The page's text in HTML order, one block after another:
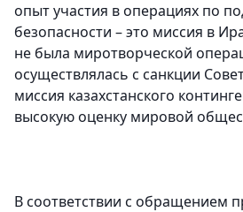
опыт участия в операциях по
безопасности – это миссия в
не была миротворческой
осуществлялась с санкции
миссия казахстанского
высокую оценку мировой
В соответствии с обращением